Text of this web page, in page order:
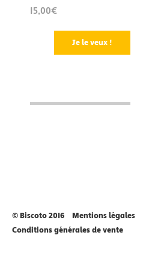
15,00€
Je le veux !
© Biscoto 2016
Mentions légales
Conditions générales de vente